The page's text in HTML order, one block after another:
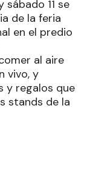
11 se
de la feria
en el predio
al aire
vivo, y
y regalos que
stands de la